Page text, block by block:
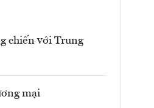
chiến với Trung
mại